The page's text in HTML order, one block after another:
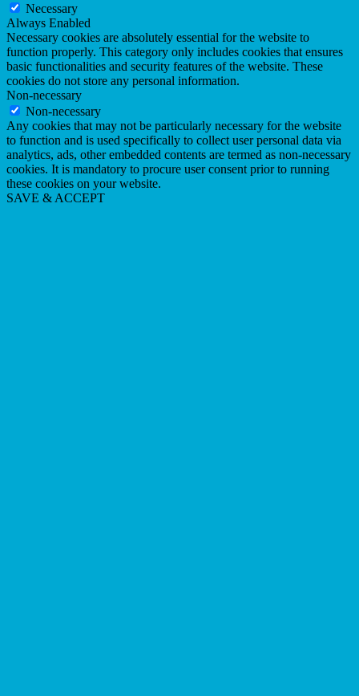
Necessary
Always Enabled
Necessary cookies are absolutely essential for the website to
function properly. This category only includes cookies that ensures
basic functionalities and security features of the website. These
cookies do not store any personal information.
Non-necessary
Non-necessary
Any cookies that may not be particularly necessary for the website
to function and is used specifically to collect user personal data via
analytics, ads, other embedded contents are termed as non-necessary
cookies. It is mandatory to procure user consent prior to running
these cookies on your website.
SAVE & ACCEPT